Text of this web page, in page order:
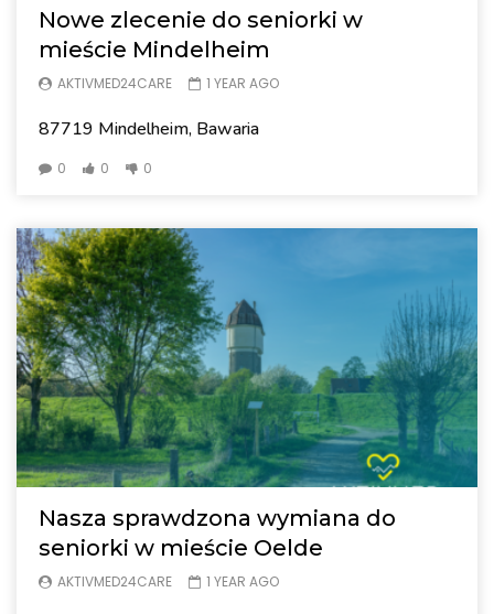
Nowe zlecenie do seniorki w
mieście Mindelheim
AKTIVMED24CARE 1 YEAR AGO
87719 Mindelheim, Bawaria
0 0 0
Nasza sprawdzona wymiana do
seniorki w mieście Oelde
AKTIVMED24CARE 1 YEAR AGO